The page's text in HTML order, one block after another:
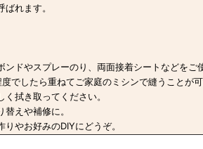
れます。
ドやスプレーのり、両面接着シートなどをご
でしたら重ねてご家庭のミシンで縫うことが可
拭き取ってください。
えや補修に。
やお好みのDIYにどうぞ。